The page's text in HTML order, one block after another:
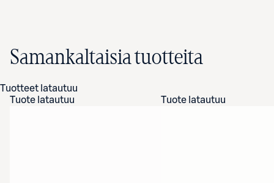
Samankaltaisia tuotteita
Tuotteet latautuu
Tuote latautuu
Tuote latautuu